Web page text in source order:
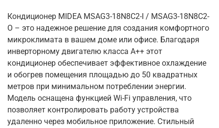
Кондиционер MIDEA MSAG3-18N8C2-I / MSAG3-18N8C2-
O – это надежное решение для создания комфортного
микроклимата в вашем доме или офисе. Благодаря
инверторному двигателю класса A++ этот
кондиционер обеспечивает эффективное охлаждение
и обогрев помещения площадью до 50 квадратных
метров при минимальном потреблении энергии.
Модель оснащена функцией Wi-Fi управления, что
позволяет контролировать работу устройства
удаленно через мобильное приложение. Стильный